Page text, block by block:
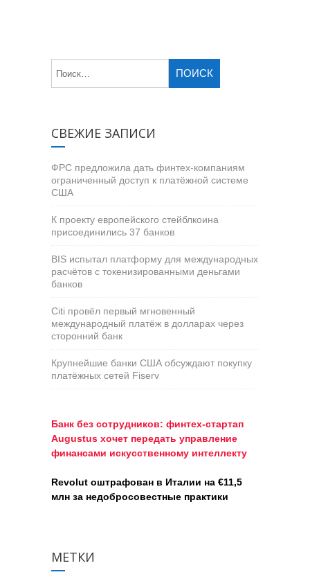
СВЕЖИЕ ЗАПИСИ
ФРС предложила дать финтех-компаниям
ограниченный доступ к платёжной системе
США
К проекту европейского стейблкоина
присоединились 37 банков
BIS испытал платформу для международных
расчётов с токенизированными деньгами
банков
Citi провёл первый мгновенный
международный платёж в долларах через
сторонний банк
Крупнейшие банки США обсуждают покупку
платёжных сетей Fiserv
Банк без сотрудников: финтех-стартап
Augustus хочет передать управление
финансами искусственному интеллекту
Revolut оштрафован в Италии на €11,5
млн за недобросовестные практики
МЕТКИ